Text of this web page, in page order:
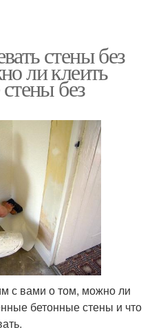
стены без
ли клеить
без
с вами о том, можно ли
бетонные стены и что